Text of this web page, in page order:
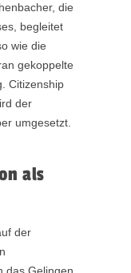
die
begleitet
wie die
gekoppelte
Citizenship
der
umgesetzt.
als
der